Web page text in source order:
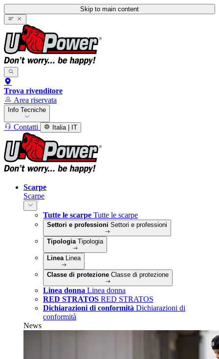
Skip to main content
Trova rivenditore
Area riservata
Info Tecniche
Contatti Italia | IT
Scarpe
Scarpe
Tutte le scarpe Tutte le scarpe
Settori e professioni Settori e professioni
Tipologia Tipologia
Linea Linea
Classe di protezione Classe di protezione
Linea donna Linea donna
RED STRATOS RED STRATOS
Dichiarazioni di conformità Dichiarazioni di
conformità
News